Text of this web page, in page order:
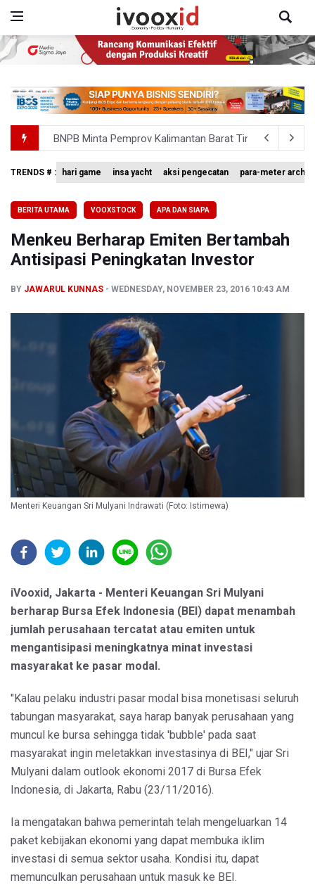
BNPB Minta Pemprov Kalimantan Barat Tinjau Kembali
Kemensos Targetkan 150 Ribu Siswa Masuk Program
Tim 9 Kejagung Periksa Febrie Adransayah sebagai
BPIP: Satu Siswa Sekolah Rakyat Jadi Calon Paskibraka
TRENDS # : hari game insa yacht aksi pengecatan para-meter
BERITA UTAMA VOOXSTOCK APA DAN SIAPA
Menkeu Berharap Emiten Bertambah
Antisipasi Peningkatan Investor
BY JAWARUL KUNNAS WEDNESDAY, NOVEMBER 23, 2016 10:43 AM
Menteri Keuangan Sri Mulyani Indrawati (Foto: Istimewa)
iVooxid, Jakarta - Menteri Keuangan Sri Mulyani
berharap Bursa Efek Indonesia (BEI) dapat menambah
jumlah perusahaan tercatat atau emiten untuk
mengantisipasi meningkatnya minat investasi
masyarakat ke pasar modal.
"Kalau pelaku industri pasar modal bisa monetisasi seluruh
tabungan masyarakat, saya harap banyak perusahaan yang
muncul ke bursa sehingga tidak 'bubble' pada saat
masyarakat ingin meletakkan investasinya di BEI," ujar Sri
Mulyani dalam outlook ekonomi 2017 di Bursa Efek
Indonesia, di Jakarta, Rabu (23/11/2016).
Ia mengatakan bahwa pemerintah telah mengeluarkan 14
paket kebijakan ekonomi yang dapat membuka iklim
investasi di semua sektor usaha. Kondisi itu, dapat
memunculkan perusahaan untuk masuk ke BEI.